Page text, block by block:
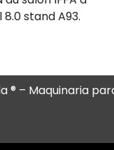
stand A93.
® – Maquinaria